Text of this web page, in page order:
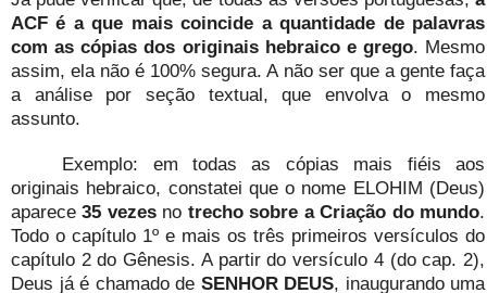
ACF é a que mais coincide a quantidade de palavras
com as cópias dos originais hebraico e grego. Mesmo
assim, ela não é 100% segura. A não ser que a gente faça
a análise por seção textual, que envolva o mesmo
assunto.
Exemplo: em todas as cópias mais fiéis aos
originais hebraico, constatei que o nome ELOHIM (Deus)
aparece35 vezesno trecho sobre a Criação do mundo.
Todo o capítulo 1º e mais os três primeiros versículos do
capítulo 2 do Gênesis. A partir do versículo 4 (do cap. 2),
Deus já é chamado de SENHOR DEUS, inaugurando uma